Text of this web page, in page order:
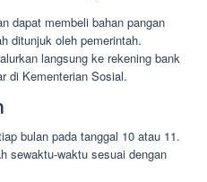
dapat membeli bahan pangan
ditunjuk oleh pemerintah.
langsung ke rekening bank
di Kementerian Sosial.
bulan pada tanggal 10 atau 11.
sewaktu-waktu sesuai dengan